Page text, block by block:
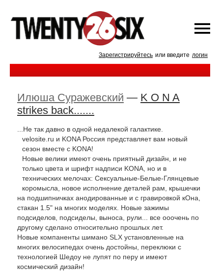
Зарегистрируйтесь или введите логин
Илюша Суражевский — K O N A
strikes back.......
...Не так давно в одной недалекой галактике.
velosite.ru и KONA Россия представляет вам новый
сезон вместе с KONA!
Новые велики имеют очень приятный дизайн, и не
только цвета и шрифт надписи KONA, но и в
технических мелочах: Сексуальные-Белые-Глянцевые
коромысла, новое исполнение деталей рам, крышечки
на подшипничках анодированные и с гравировкой кОна,
стакан 1.5" на многих моделях. Новые зажимы
подсиделов, подсиделы, выноса, рули... все ооочень по
другому сделано относительно прошлых лет.
Новые компаненты шимано SLX установленные на
многих велосипедах очень достойны, переклюки с
технологией Шедоу не лупят по перу и имеют
космический дизайн!